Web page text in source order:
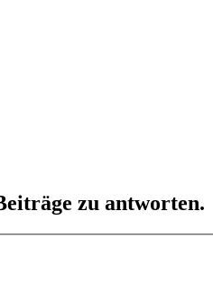
zu antworten.